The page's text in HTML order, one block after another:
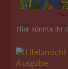
Hier könnte ihr